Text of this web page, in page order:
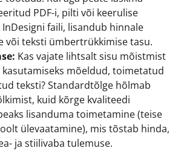
PDF-i, pilti või keerulise
faili, lisandub hinnale
või teksti ümbertrükkimise tasu.
Kas vajate lihtsalt sisu mõistmist
kasutamiseks mõeldud, toimetatud
teksti? Standardtõlge hõlmab
kuid kõrge kvaliteedi
lisanduma toimetamine (teise
ülevaatamine), mis tõstab hinda,
ja stiilivaba tulemuse.